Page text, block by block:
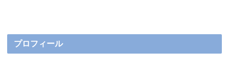
プロフィール